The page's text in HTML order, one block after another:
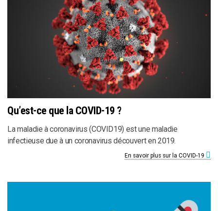
Qu’est-ce que la COVID-19 ?
La maladie à coronavirus (COVID19) est une maladie
infectieuse due à un coronavirus découvert en 2019.
En savoir plus sur la COVID-19